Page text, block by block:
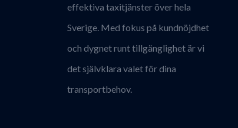
effektiva taxitjänster över hela
Sverige. Med fokus på kundnöjdhet
och dygnet runt tillgänglighet är vi
det självklara valet för dina
transportbehov.